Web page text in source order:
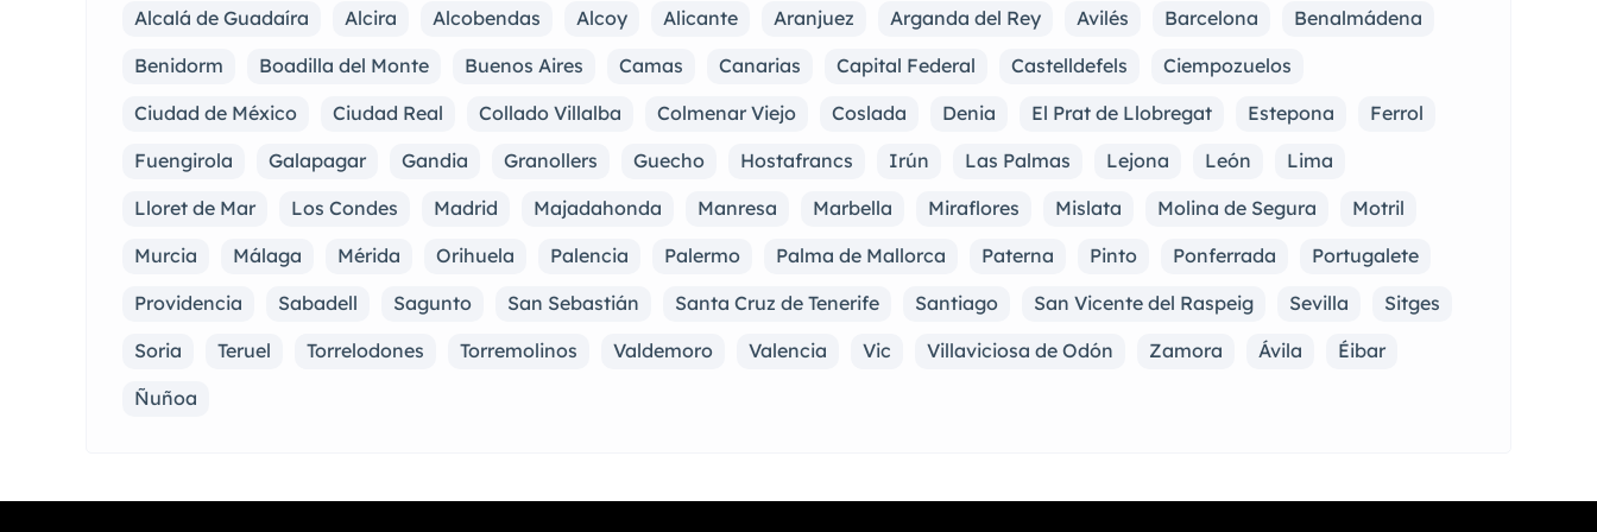
Alcalá de Guadaíra Alcira Alcobendas Alcoy Alicante Aranjuez Arganda del Rey Avilés Barcelona
Benalmádena
Benidorm
Boadilla del Monte Buenos Aires Camas Canarias Capital Federal Castelldefels
Ciempozuelos
Ciudad de México
Ciudad Real Collado Villalba Colmenar Viejo Coslada Denia El Prat de Llobregat Estepona
Ferrol
Fuengirola
Galapagar Gandia Granollers Guecho Hostafrancs Irún Las Palmas Lejona León
Lima
Lloret de Mar
Los Condes Madrid Majadahonda Manresa Marbella Miraflores Mislata Molina de Segura
Motril
Murcia
Málaga Mérida Orihuela Palencia Palermo Palma de Mallorca Paterna Pinto Ponferrada
Portugalete
Providencia
Sabadell Sagunto San Sebastián Santa Cruz de Tenerife Santiago San Vicente del Raspeig Sevilla
Sitges
Soria
Teruel Torrelodones Torremolinos Valdemoro Valencia Vic Villaviciosa de Odón Zamora Ávila
Éibar
Ñuñoa